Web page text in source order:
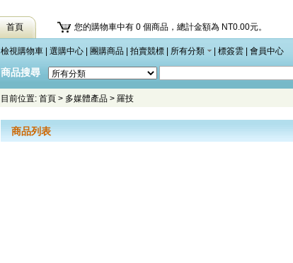
首頁 您的購物車中有 0 個商品，總計金額為 NT0.00元。
檢視購物車| 選購中心| 團購商品| 拍賣競標| 所有分類 | 標簽雲| 會員中心
商品搜尋
目前位置: 首頁 > 多媒體產品 >羅技
商品列表